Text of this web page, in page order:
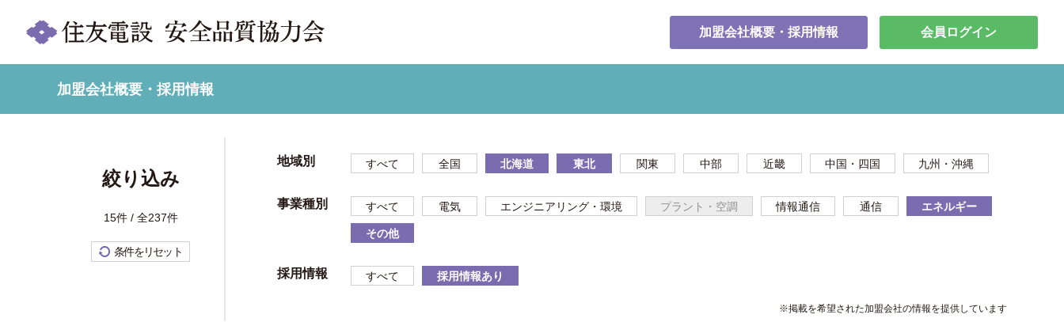
加盟会社概要・採用情報 会員ログイン
加盟会社概要・採用情報
絞り込み
15件 / 全237件
条件をリセット
地域別 すべて 全国 北海道 東北 関東 中部 近畿 中国・四国 九州・沖縄
事業種別 すべて 電気 エンジニアリング・環境 プラント・空調 情報通信 通信 エネルギー
その他
採用情報 すべて 採用情報あり
※掲載を希望された加盟会社の情報を提供しています